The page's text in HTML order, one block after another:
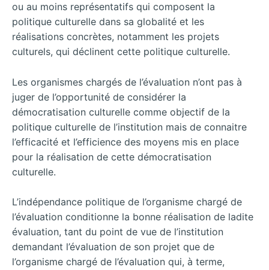
ou au moins représentatifs qui composent la
politique culturelle dans sa globalité et les
réalisations concrètes, notamment les projets
culturels, qui déclinent cette politique culturelle.
Les organismes chargés de l’évaluation n’ont pas à
juger de l’opportunité de considérer la
démocratisation culturelle comme objectif de la
politique culturelle de l’institution mais de connaitre
l’efficacité et l’efficience des moyens mis en place
pour la réalisation de cette démocratisation
culturelle.
L’indépendance politique de l’organisme chargé de
l’évaluation conditionne la bonne réalisation de ladite
évaluation, tant du point de vue de l’institution
demandant l’évaluation de son projet que de
l’organisme chargé de l’évaluation qui, à terme,